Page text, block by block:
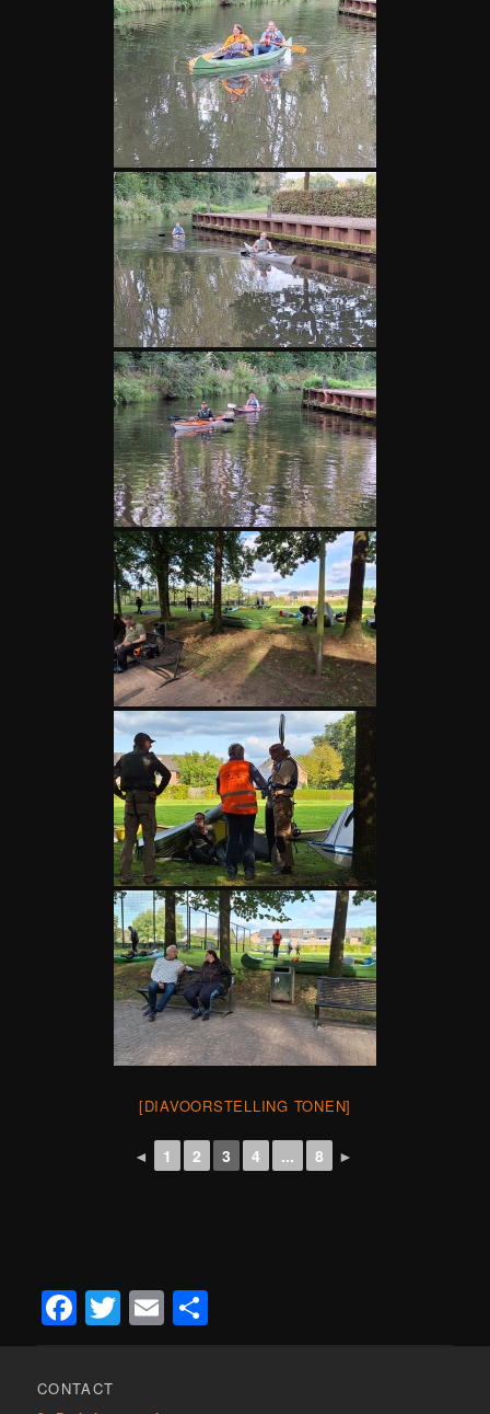
[DIAVOORSTELLING TONEN]
◄ 1 2 3 4 ... 8 ►
Facebook
Twitter
Email
CONTACT